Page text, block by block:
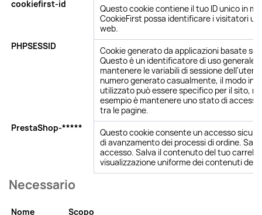
Necessario
cookiefirst-id
Questo cookie contiene il tuo ID unico in
CookieFirst possa identificare i visitatori
web.
PHPSESSID
Cookie generato da applicazioni basate sul
Questo è un identificatore di uso generale
mantenere le variabili di sessione
numero generato casualmente, il modo in
utilizzato può essere specifico per il sito,
esempio è mantenere uno stato di
tra le pagine.
PrestaShop-*****
Questo cookie consente un accesso
di avanzamento dei processi di ordine.
accesso. Salva il contenuto del tuo
visualizzazione uniforme dei contenuti
Nome
Scopo